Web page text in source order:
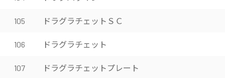
105 ドラグラチェットＳＣ
106 ドラグラチェット
107 ドラグラチェットプレート